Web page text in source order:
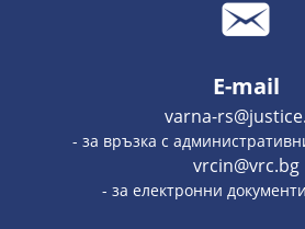
E-mail
varna-
- за връзка с
vrcin@vrc.bg
- за електронни